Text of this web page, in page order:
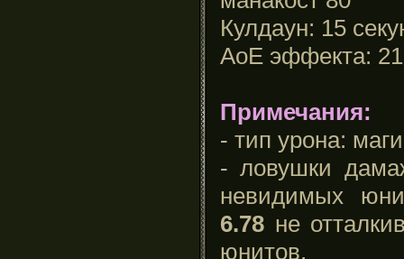
Кулдаун: 15
АоЕ эффекта:
Примечания:
- тип урона:
- ловушки
невидимых
6.78 не
юнитов.